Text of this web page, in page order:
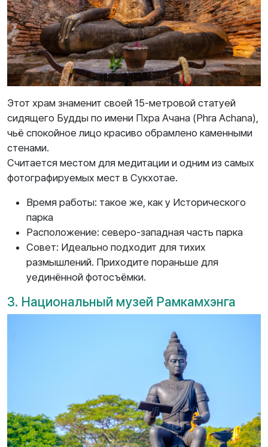
Этот храм знаменит своей 15-метровой статуей
сидящего Будды по имени Пхра Ачана (Phra Achana),
чьё спокойное лицо красиво обрамлено каменными
стенами.
Считается местом для медитации и одним из самых
фотографируемых мест в Сукхотае.
Время работы: такое же, как у Исторического
парка
Расположение: северо-западная часть парка
Совет: Идеально подходит для тихих
размышлений. Приходите пораньше для
уединённой фотосъёмки.
3. Национальный музей Рамкамхэнга